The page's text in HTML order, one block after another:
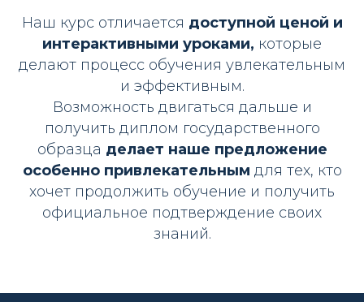
Наш курс отличается доступной ценой и
интерактивными уроками, которые
делают процесс обучения увлекательным
и эффективным.
Возможность двигаться дальше и
получить диплом государственного
образца делает наше предложение
особенно привлекательным для тех, кто
хочет продолжить обучение и получить
официальное подтверждение своих
знаний.